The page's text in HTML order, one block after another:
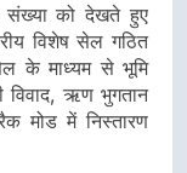
संख्या को देखते हुए
विशेष सेल गठित
के माध्यम से भूमि
विवाद, ऋण भुगतान
मोड में निस्तारण